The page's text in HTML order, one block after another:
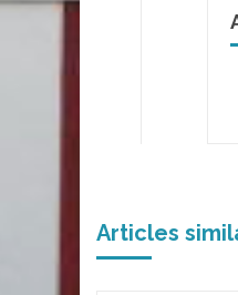
Articles